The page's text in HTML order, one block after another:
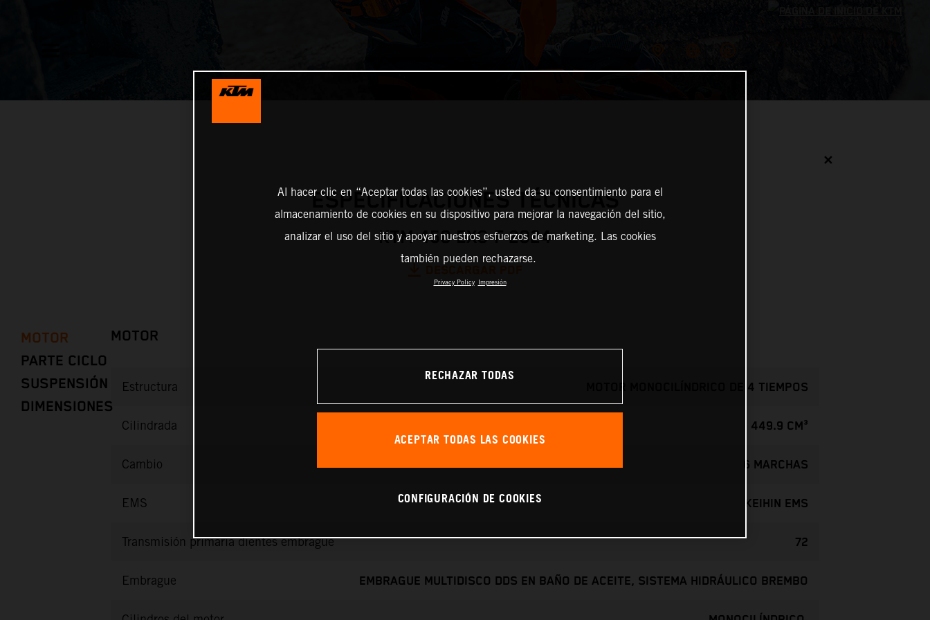
✕
ESPECIFICACIONES TÉCNICAS
KTM 450 EXC-F 2024
MOTOR
PARTE CICLO
SUSPENSIÓN
DIMENSIONES
MOTOR
Estructura MOTOR MONOCILÍNDRICO DE 4 TIEMPOS
Cilindrada 449.9 CM³
Cambio 6 MARCHAS
EMS KEIHIN EMS
Transmisión primaria dientes embrague 72
Embrague EMBRAGUE MULTIDISCO DDS EN BAÑO DE ACEITE, SISTEMA HIDRÁULICO BREMBO
Al hacer clic en “Aceptar todas las cookies”, usted da su consentimiento para el
almacenamiento de cookies en su dispositivo para mejorar la navegación del sitio,
analizar el uso del sitio y apoyar nuestros esfuerzos de marketing. Las cookies
también pueden rechazarse.
Privacy Policy Impresión
RECHAZAR TODAS
ACEPTAR TODAS LAS COOKIES
CONFIGURACIÓN DE COOKIES